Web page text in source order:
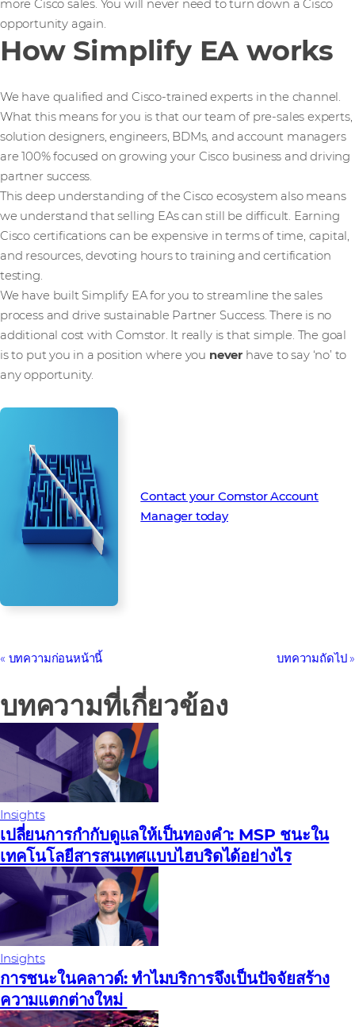
more Cisco sales. You will never need to turn down a Cisco
opportunity again.
How Simplify EA works
We have qualified and Cisco-trained experts in the channel.
What this means for you is that our team of pre-sales experts,
solution designers, engineers, BDMs, and account managers
are 100% focused on growing your Cisco business and driving
partner success.
This deep understanding of the Cisco ecosystem also means
we understand that selling EAs can still be difficult. Earning
Cisco certifications can be expensive in terms of time, capital,
and resources, devoting hours to training and certification
testing.
We have built Simplify EA for you to streamline the sales
process and drive sustainable Partner Success. There is no
additional cost with Comstor. It really is that simple. The goal
is to put you in a position where you never have to say ‘no’ to
any opportunity.
Contact your Comstor Account
Manager today
บทความก่อนหน้านี้ บทความถัดไป
บทความที่เกี่ยวข้อง
Insights
เปลี่ยนการกํากับดูแลให้เป็นทองคํา: MSP ชนะใน
เทคโนโลยีสารสนเทศแบบไฮบริดได้อย่างไร
Insights
การชนะในคลาวด์: ทําไมบริการจึงเป็นปัจจัยสร้าง
ความแตกต่างใหม่